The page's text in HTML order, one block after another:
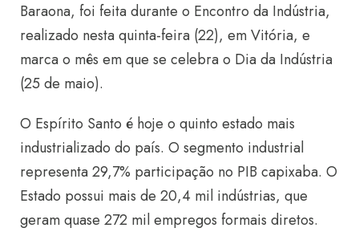
Baraona, foi feita durante o Encontro da Indústria,
realizado nesta quinta-feira (22), em Vitória, e
marca o mês em que se celebra o Dia da Indústria
(25 de maio).
O Espírito Santo é hoje o quinto estado mais
industrializado do país. O segmento industrial
representa 29,7% participação no PIB capixaba. O
Estado possui mais de 20,4 mil indústrias, que
geram quase 272 mil empregos formais diretos.